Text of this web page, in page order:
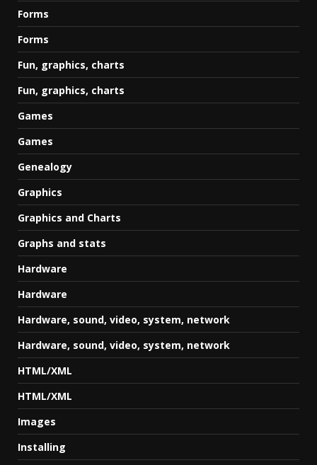
Forms
Forms
Fun, graphics, charts
Fun, graphics, charts
Games
Games
Genealogy
Graphics
Graphics and Charts
Graphs and stats
Hardware
Hardware
Hardware, sound, video, system, network
Hardware, sound, video, system, network
HTML/XML
HTML/XML
Images
Installing